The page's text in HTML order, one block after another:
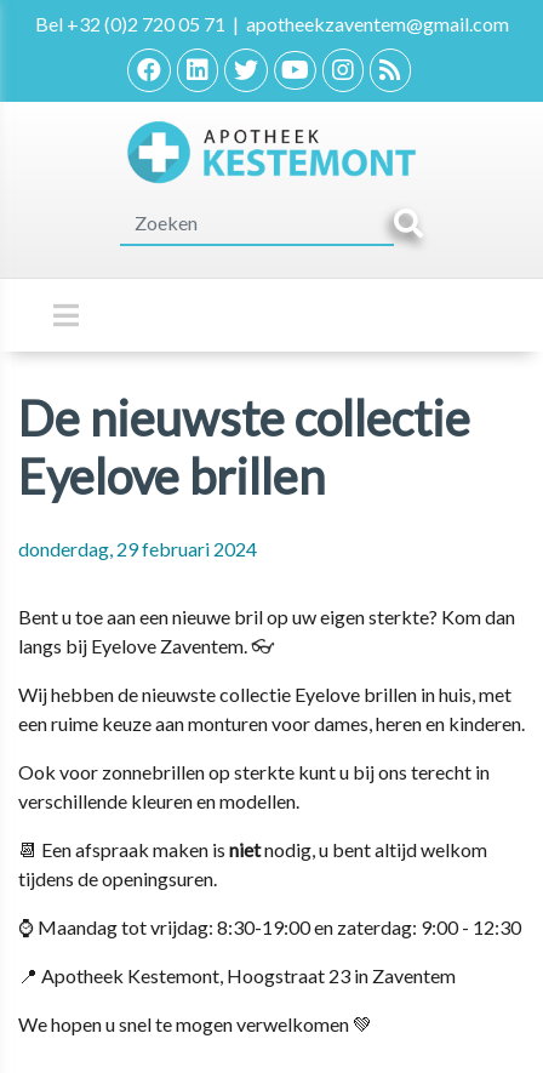
Bel +32 (0)2 720 05 71 | apotheekzaventem@gmail.com
De nieuwste collectie
Eyelove brillen
donderdag, 29 februari 2024
Bent u toe aan een nieuwe bril op uw eigen sterkte? Kom dan
langs bij Eyelove Zaventem.👓
Wij hebben de nieuwste collectie Eyelove brillen in huis,met
een ruime keuze aan monturen voor dames,heren en kinderen.
Ook voor zonnebrillen op sterkte kunt u bij ons terecht in
verschillende kleuren en modellen.
📆 Een afspraak maken is nietnodig, u bent altijd welkom
tijdens de openingsuren.
⌚ Maandag tot vrijdag: 8:30-19:00 en zaterdag: 9:00 - 12:30
📍 Apotheek Kestemont, Hoogstraat 23 in Zaventem
We hopen u snel te mogen verwelkomen 💚